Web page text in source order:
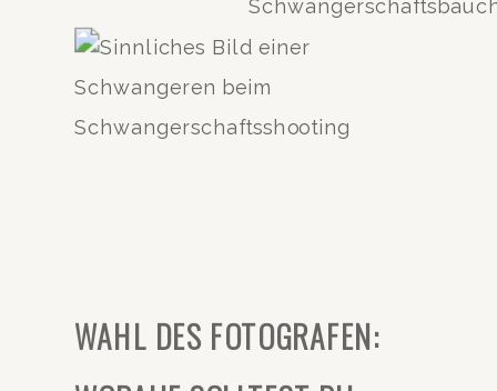
WAHL DES FOTOGRAFEN: